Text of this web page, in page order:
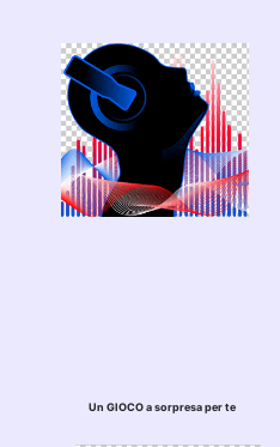
Un GIOCO a sorpresa per te